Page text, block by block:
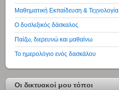
Μαθηματική Εκπαίδευση & Τεχνολογία
Ο δυσλεξικός δάσκαλος
Παίζω, διερευνώ και μαθαίνω
Το ημερολόγιο ενός δασκάλου
Οι δικτυακοί μου τόποι